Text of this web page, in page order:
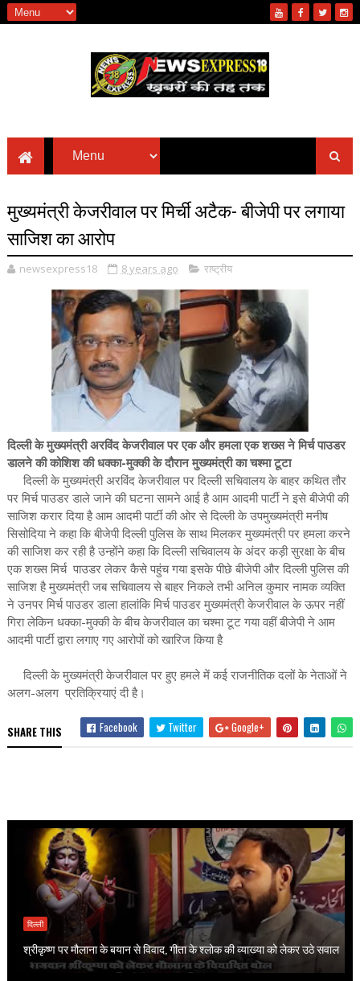
मुख्यमंत्री केजरीवाल पर मिर्ची अटैक- बीजेपी पर लगाया
साजिश का आरोप
newsexpress18 8 years ago राष्ट्रीय
दिल्ली के मुख्यमंत्री अरविंद केजरीवाल पर एक और हमला एक शख्स ने मिर्च पाउडर
डालने की कोशिश की धक्का-मुक्की के दौरान मुख्यमंत्री का चश्मा टूटा
दिल्ली के मुख्यमंत्री अरविंद केजरीवाल पर दिल्ली सचिवालय के बाहर कथित तौर
पर मिर्च पाउडर डाले जाने की घटना सामने आई है आम आदमी पार्टी ने इसे बीजेपी की
साजिश करार दिया है आम आदमी पार्टी की ओर से दिल्ली के उपमुख्यमंत्री मनीष
सिसोदिया ने कहा कि बीजेपी दिल्ली पुलिस के साथ मिलकर मुख्यमंत्री पर हमला करने
की साजिश कर रही है उन्होंने कहा कि दिल्ली सचिवालय के अंदर कड़ी सुरक्षा के बीच
एक शख्स मिर्च पाउडर लेकर कैसे पहुंच गया इसके पीछे बीजेपी और दिल्ली पुलिस की
साजिश है मुख्यमंत्री जब सचिवालय से बाहर निकले तभी अनिल कुमार नामक व्यक्ति
ने उनपर मिर्च पाउडर डाला हालांकि मिर्च पाउडर मुख्यमंत्री केजरीवाल के ऊपर नहीं
गिरा लेकिन धक्का-मुक्की के बीच केजरीवाल का चश्मा टूट गया वहीं बीजेपी ने आम
आदमी पार्टी द्वारा लगाए गए आरोपों को खारिज किया है
दिल्ली के मुख्यमंत्री केजरीवाल पर हुए हमले में कई राजनीतिक दलों के नेताओं ने
अलग-अलग प्रतिक्रियाएं दी है।
SHARE THIS Facebook Twitter Google+
दिल्ली
श्रीकृष्ण पर मौलाना के बयान से विवाद, गीता के श्लोक की व्याख्या को लेकर उठे सवाल